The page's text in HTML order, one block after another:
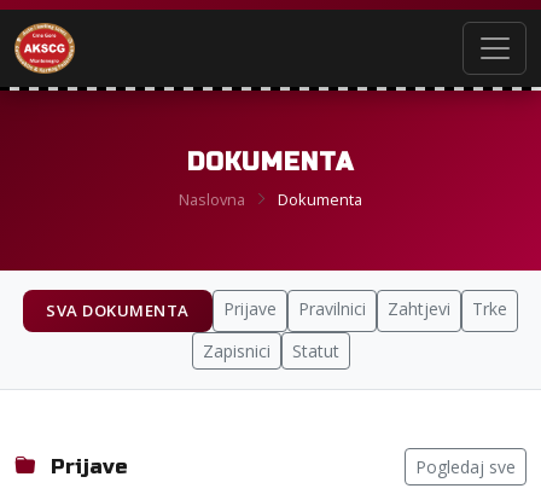
DOKUMENTA
Naslovna Dokumenta
SVA DOKUMENTA Prijave Pravilnici Zahtjevi
Trke
Zapisnici
Statut
Prijave Pogledaj sve